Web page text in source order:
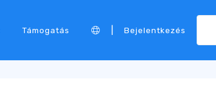
Támogatás Bejelentkezés